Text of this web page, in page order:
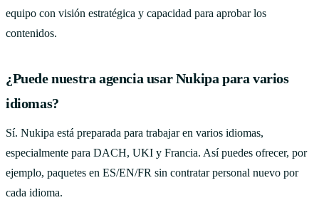
equipo con visión estratégica y capacidad para aprobar los
contenidos.
¿Puede nuestra agencia usar Nukipa para varios
idiomas?
Sí. Nukipa está preparada para trabajar en varios idiomas,
especialmente para DACH, UKI y Francia. Así puedes ofrecer, por
ejemplo, paquetes en ES/EN/FR sin contratar personal nuevo por
cada idioma.